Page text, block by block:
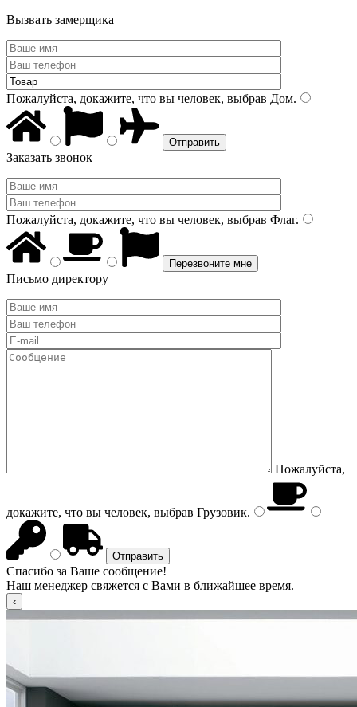
Вызвать замерщика
Пожалуйста, докажите, что вы человек, выбрав Дом.
Заказать звонок
Пожалуйста, докажите, что вы человек, выбрав Флаг.
Письмо директору
Пожалуйста,
докажите, что вы человек, выбрав Грузовик.
Спасибо за Ваше сообщение!
Наш менеджер свяжется с Вами в ближайшее время.